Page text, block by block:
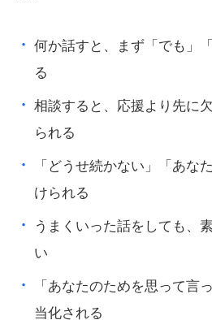
何か話すと、まず「でも」
る
相談すると、応援より先に
られる
「どうせ続かない」「あな
けられる
うまくいった話をしても、
い
「あなたのためを思って言
当化される